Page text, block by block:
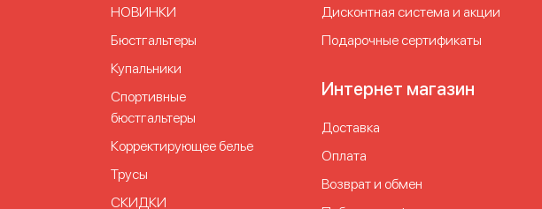
НОВИНКИ
Бюстгальтеры
Купальники
Спортивные
бюстгальтеры
Корректирующее белье
Трусы
СКИДКИ
Дисконтная система и акции
Подарочные сертификаты
Интернет магазин
Доставка
Оплата
Возврат и обмен